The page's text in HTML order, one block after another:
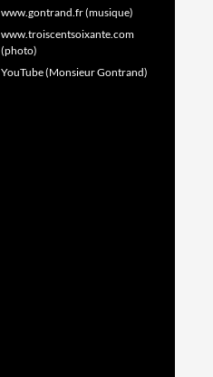
www.gontrand.fr (musique)
www.troiscentsoixante.com
(photo)
YouTube (Monsieur Gontrand)